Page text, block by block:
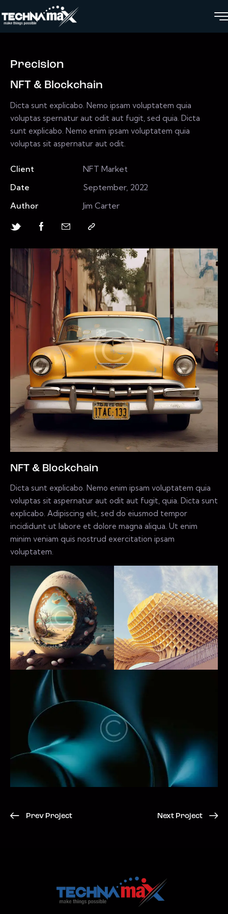
Precision
NFT & Blockchain
Dicta sunt explicabo. Nemo enim ipsam voluptatem quia
voluptas sit aspernatur aut odit aut fugit, quia. Dicta sunt
explicabo. Adipiscing elit, sed do eiusmod tempor
incididunt ut labore et dolore magna aliqua. Ut enim
minim veniam quis nostrud exercitation ipsam
voluptatem.
NFT & Blockchain
Dicta sunt explicabo. Nemo ipsam voluptatem quia
voluptas spernatur aut odit aut fugit, sed quia. Dicta
sunt explicabo. Nemo enim ipsam voluptatem quia
voluptas sit aspernatur aut odit.
Client
NFT Market
Date
September, 2022
Author
Jim Carter
Prev Project Next Project